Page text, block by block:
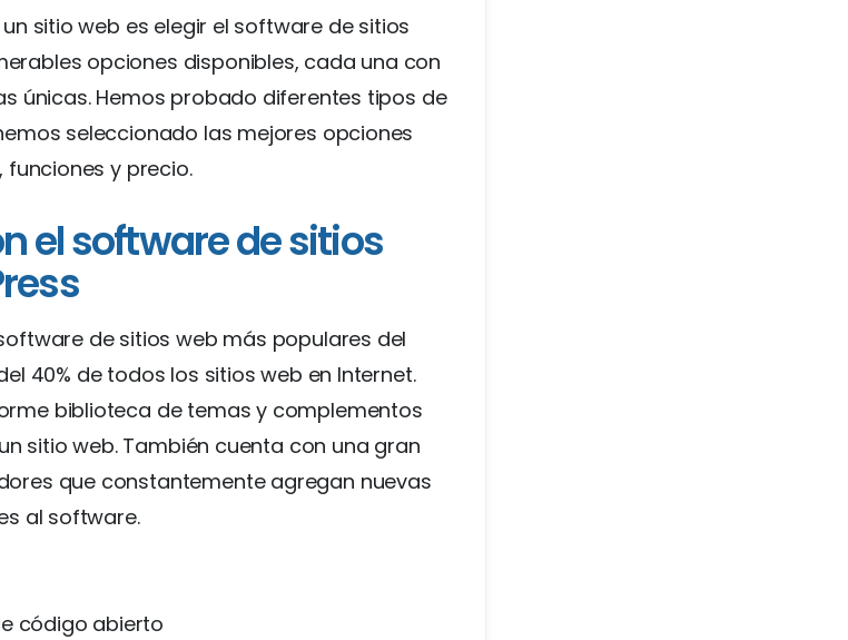
sitio web es elegir el software de sitios
opciones disponibles, cada una con
únicas. Hemos probado diferentes tipos de
seleccionado las mejores opciones
funciones y precio.
el software de sitios
de sitios web más populares del
40% de todos los sitios web en Internet.
biblioteca de temas y complementos
sitio web. También cuenta con una gran
que constantemente agregan nuevas
al software.
código abierto